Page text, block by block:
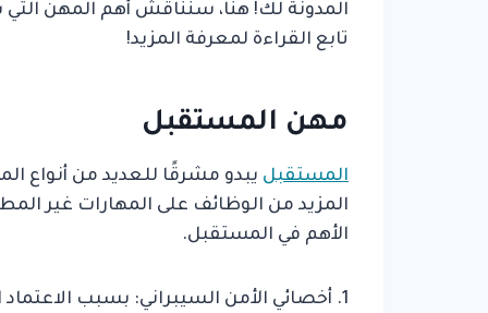
المدونة لك! هنا، سنناقش أهم المهن
تابع القراءة لمعرفة المزيد!
مهن المستقبل
المستقبل يبدو مشرقًا للعديد من أنواع
الأهم في المستقبل.
1. أخصائي الأمن السيبراني: بسبب